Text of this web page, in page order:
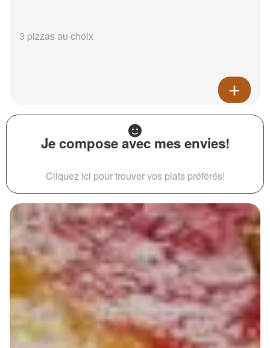
3 pizzas au choix
Je compose avec mes envies!
Cliquez ici pour trouver vos plats préférés!